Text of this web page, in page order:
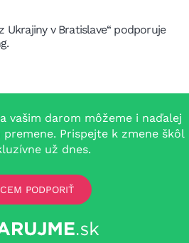
Ukrajiny v Bratislave“ podporuje
vašim darom môžeme i naďalej
Prispejte k zmene škôl
už dnes.
PODPORIŤ